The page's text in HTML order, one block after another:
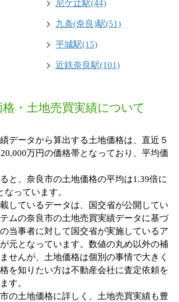
尼ケ辻駅(44)
九条(奈良)駅(51)
平城駅(15)
近鉄奈良駅(101)
・土地売買実績について
データから算出する土地価格は、直近５
万円の価格帯となっており、平均価
と、奈良市の土地価格の平均は1.39倍に
っています。
しているデータは、国交省が公開してい
ムの奈良市の土地売買実績データに基づ
当事者に対して国交省が実施しているア
元となっています。数値の丸め以外の補
せんが、土地価格は個別の事情で大きく
を知りたい方は不動産会社に査定依頼を
す。
の土地価格に詳しく、土地売買実績も豊